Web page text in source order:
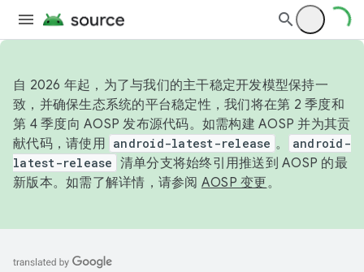
自 2026 年起，为了与我们的主干稳定开发模型保持一
致，并确保生态系统的平台稳定性，我们将在第 2 季度和
第 4 季度向 AOSP 发布源代码。如需构建 AOSP 并为其贡
献代码，请使用 android-latest-release 。
android-
latest-release 清单分支将始终引用推送到 AOSP 的最
新版本。如需了解详情，请参阅 AOSP 变更。